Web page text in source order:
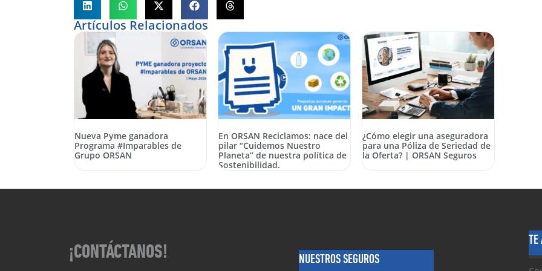
Artículos Relacionados
Nueva Pyme ganadora
Programa #Imparables de
Grupo ORSAN
En ORSAN Reciclamos: nace del
pilar “Cuidemos Nuestro
Planeta” de nuestra política de
Sostenibilidad.
¿Cómo elegir una aseguradora
para una Póliza de Seriedad de
la Oferta? | ORSAN Seguros
¡CONTÁCTANOS! NUESTROS SEGUROS
TE